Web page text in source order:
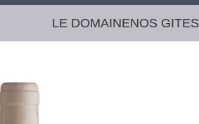
LE DOMAINENOS GITES